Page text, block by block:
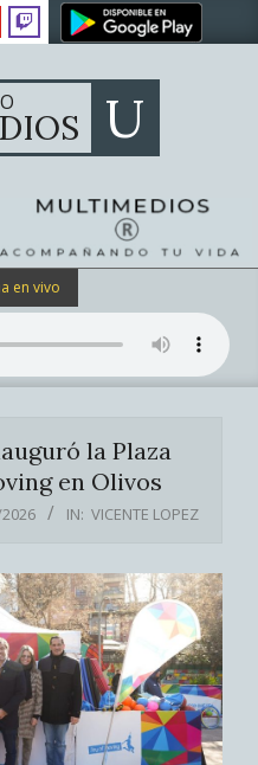
U
en vivo
la Plaza
en Olivos
IN: VICENTE LOPEZ